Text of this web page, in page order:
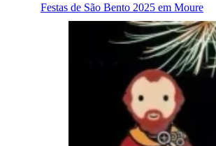
Festas de São Bento 2025 em Moure